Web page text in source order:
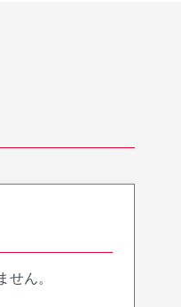
ん。